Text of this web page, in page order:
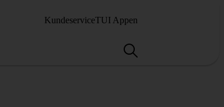
KundeserviceTUI Appen